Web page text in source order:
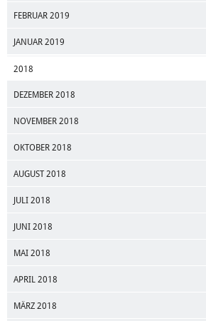
FEBRUAR 2019
JANUAR 2019
2018
DEZEMBER 2018
NOVEMBER 2018
OKTOBER 2018
AUGUST 2018
JULI 2018
JUNI 2018
MAI 2018
APRIL 2018
MÄRZ 2018